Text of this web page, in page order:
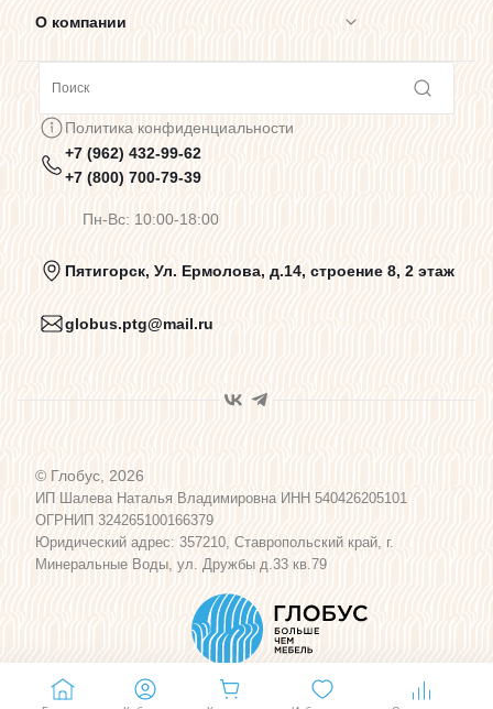
О компании
Предупреждения о цветопередаче
Политика конфиденциальности
Пользовательское соглашение
Программа лояльности
Карта сайта
Политика конфиденциальности
+7 (962) 432-99-62
+7 (800) 700-79-39
Пн-Вс: 10:00-18:00
Пятигорск, Ул. Ермолова, д.14, строение 8, 2 этаж
globus.ptg@mail.ru
© Глобус, 2026
ИП Шалева Наталья Владимировна ИНН 540426205101
ОГРНИП 324265100166379
Юридический адрес: 357210, Ставропольский край, г.
Минеральные Воды, ул. Дружбы д.33 кв.79